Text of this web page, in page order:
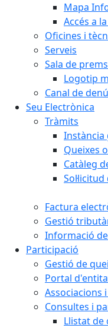
Mapa
Accés a
Oficines i
Serveis
Sala de
Logotip
Canal de
Seu Electrònica
Tràmits
Instància
Queixes
Catàleg
Factura
Gestió
Informació
Participació
Gestió de
Portal
Associacions
Consultes i
Llistat de